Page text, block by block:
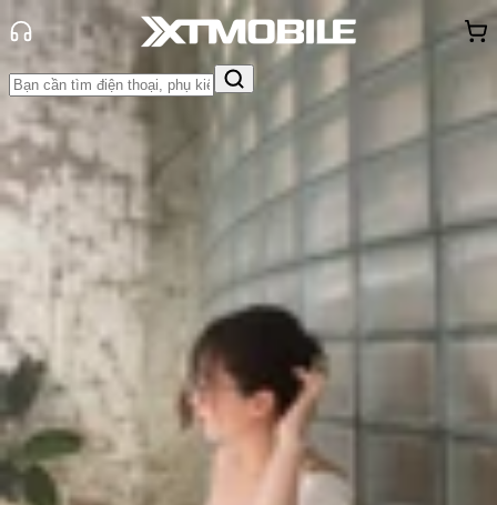
Trang chủ
Tin tức
Tư vấn
Tin Mới
Đánh Giá - Trên Tay
Khuyến
Thủ thuật Thông báoKhách
hàng - Sự kiện
Top 5 điện thoại Xiaomi giá rẻ, cấu
hình cao, giá chỉ từ 3 triệu đồng
Triệu Vy
Ngày đăng: 30/11/2023
Cập nhật:
30/11/2023